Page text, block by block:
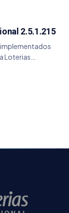
2.5.1.215
implementados
Loterias
novo template